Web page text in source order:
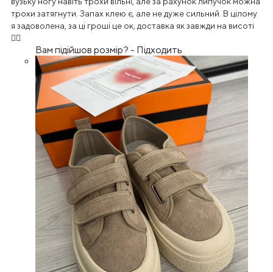
трохи затягнути. Запах клею є, але не дуже сильний. В цілому
я задоволена, за ці гроші це ок, доставка як завжди на висоті
👍🏻
Вам підійшов розмір? - Підходить